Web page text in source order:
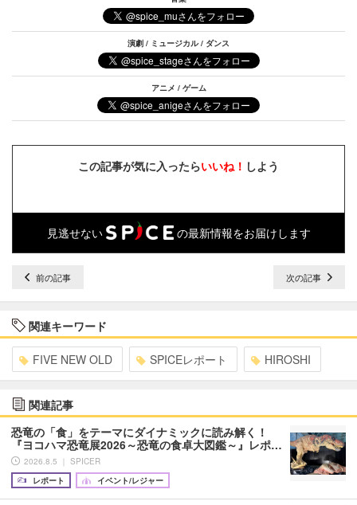
演劇 / ミュージカル / ダンス
アニメ / ゲーム
この記事が気に入ったらいいね！ しよう
見逃せない の最新情報をお届けします
前の記事 次の記事
関連キーワード
FIVE NEW OLD SPICEレポート HIROSHI
関連記事
恐竜の「食」をテーマにダイナミックに読み解く！
『ヨコハマ恐竜展2026～恐竜の食卓大図鑑～』レポ…
2026.8.5 ｜ SPICER
レポート
イベント/レジャー